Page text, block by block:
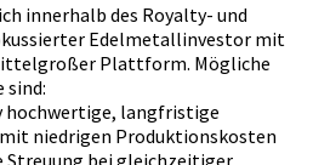
innerhalb des Royalty- und
Edelmetallinvestor mit
Plattform. Mögliche
hochwertige, langfristige
niedrigen Produktionskosten
Streuung bei gleichzeitiger